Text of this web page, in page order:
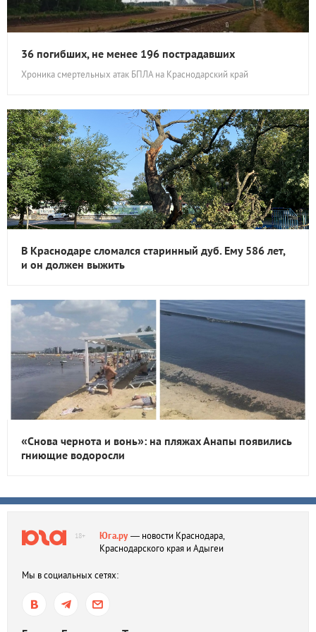
36 погибших, не менее 196 пострадавших
Хроника смертельных атак БПЛА на Краснодарский край
В Краснодаре сломался старинный дуб. Ему 586 лет,
и он должен выжить
«Снова чернота и вонь»: на пляжах Анапы появились
гниющие водоросли
18+ Юга.ру— новости Краснодара,
Краснодарского края и Адыгеи
Мы в социальных сетях: